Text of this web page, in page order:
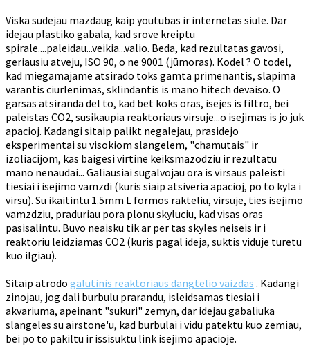
Viska sudejau mazdaug kaip youtubas ir internetas siule. Dar
idejau plastiko gabala, kad srove kreiptu
spirale....paleidau...veikia...valio. Beda, kad rezultatas gavosi,
geriausiu atveju, ISO 90, o ne 9001 (jūmoras). Kodel ? O todel,
kad miegamajame atsirado toks gamta primenantis, slapima
varantis ciurlenimas, sklindantis is mano hitech devaiso. O
garsas atsiranda del to, kad bet koks oras, isejes is filtro, bei
paleistas CO2, susikaupia reaktoriaus virsuje...o isejimas is jo juk
apacioj. Kadangi sitaip palikt negalejau, prasidejo
eksperimentai su visokiom slangelem, "chamutais" ir
izoliacijom, kas baigesi virtine keiksmazodziu ir rezultatu
mano nenaudai... Galiausiai sugalvojau ora is virsaus paleisti
tiesiai i isejimo vamzdi (kuris siaip atsiveria apacioj, po to kyla i
virsu). Su ikaitintu 1.5mm L formos rakteliu, virsuje, ties isejimo
vamzdziu, praduriau pora plonu skyluciu, kad visas oras
pasisalintu. Buvo neaisku tik ar per tas skyles neiseis ir i
reaktoriu leidziamas CO2 (kuris pagal ideja, suktis viduje turetu
kuo ilgiau).
Sitaip atrodo galutinis reaktoriaus dangtelio vaizdas . Kadangi
zinojau, jog dali burbulu prarandu, isleidsamas tiesiai i
akvariuma, apeinant "sukuri" zemyn, dar idejau gabaliuka
slangeles su airstone'u, kad burbulai i vidu patektu kuo zemiau,
bei po to pakiltu ir issisuktu link isejimo apacioje.